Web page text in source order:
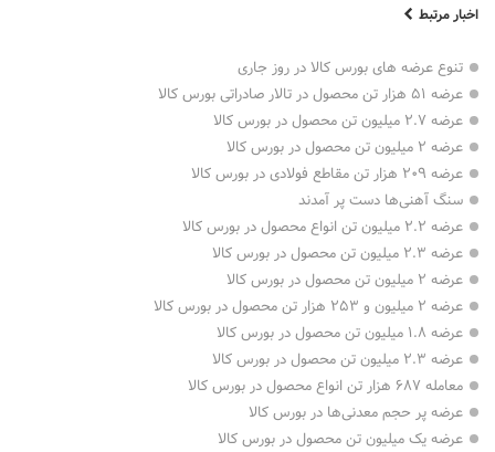
اخبار مرتبط
تنوع عرضه های بورس کالا در روز جاری
عرضه ۵۱ هزار تن محصول در تالار صادراتی بورس کالا
عرضه ۲.۷ میلیون تن محصول در بورس کالا
عرضه ۲ میلیون تن محصول در بورس کالا
عرضه ۲۰۹ هزار تن مقاطع فولادی در بورس کالا
سنگ آهنی‌ها دست پر آمدند
عرضه ۲.۲ میلیون تن انواع محصول در بورس کالا
عرضه ۲.۳ میلیون تن محصول در بورس کالا
عرضه ۲ میلیون تن محصول در بورس کالا
عرضه ۲ میلیون و ۲۵۳ هزار تن محصول در بورس کالا
عرضه ۱.۸ میلیون تن محصول در بورس کالا
عرضه ۲.۳ میلیون تن محصول در بورس کالا
معامله ۶۸۷ هزار تن انواع محصول در بورس کالا
عرضه پر حجم معدنی‌ها در بورس کالا
عرضه یک میلیون تن محصول در بورس کالا